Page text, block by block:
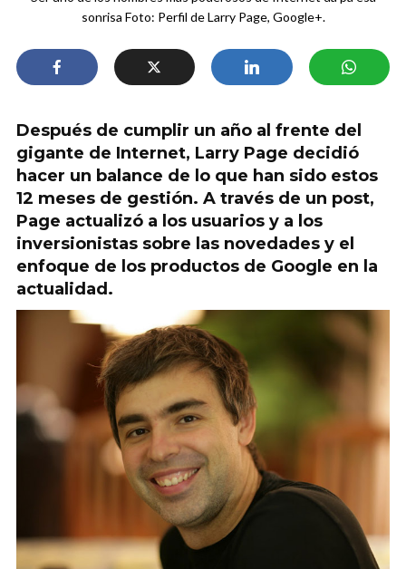
sonrisa Foto: Perfil de Larry Page, Google+.
Después de cumplir un año al frente del
gigante de Internet, Larry Page decidió
hacer un balance de lo que han sido estos
12 meses de gestión. A través de un post,
Page actualizó a los usuarios y a los
inversionistas sobre las novedades y el
enfoque de los productos de Google en la
actualidad.